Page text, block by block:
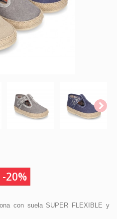
-20%
con suela SUPER FLEXIBLE y